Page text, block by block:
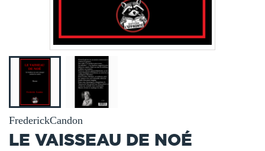
FrederickCandon
LE VAISSEAU DE NOÉ